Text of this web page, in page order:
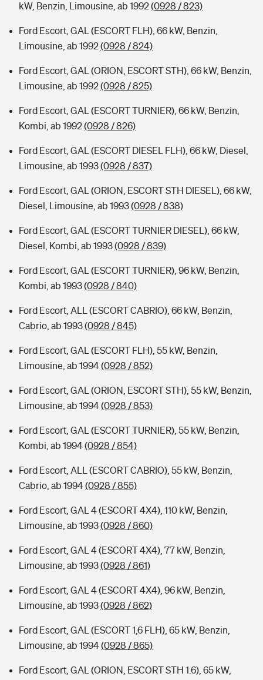
kW, Benzin, Limousine, ab 1992(0928 / 823)
Ford Escort, GAL (ESCORT FLH), 66 kW, Benzin,
Limousine, ab 1992(0928 / 824)
Ford Escort, GAL (ORION, ESCORT STH), 66 kW, Benzin,
Limousine, ab 1992(0928 / 825)
Ford Escort, GAL (ESCORT TURNIER), 66 kW, Benzin,
Kombi, ab 1992(0928 / 826)
Ford Escort, GAL (ESCORT DIESEL FLH), 66 kW, Diesel,
Limousine, ab 1993(0928 / 837)
Ford Escort, GAL (ORION, ESCORT STH DIESEL), 66 kW,
Diesel, Limousine, ab 1993(0928 / 838)
Ford Escort, GAL (ESCORT TURNIER DIESEL), 66 kW,
Diesel, Kombi, ab 1993(0928 / 839)
Ford Escort, GAL (ESCORT TURNIER), 96 kW, Benzin,
Kombi, ab 1993(0928 / 840)
Ford Escort, ALL (ESCORT CABRIO), 66 kW, Benzin,
Cabrio, ab 1993(0928 / 845)
Ford Escort, GAL (ESCORT FLH), 55 kW, Benzin,
Limousine, ab 1994(0928 / 852)
Ford Escort, GAL (ORION, ESCORT STH), 55 kW, Benzin,
Limousine, ab 1994(0928 / 853)
Ford Escort, GAL (ESCORT TURNIER), 55 kW, Benzin,
Kombi, ab 1994(0928 / 854)
Ford Escort, ALL (ESCORT CABRIO), 55 kW, Benzin,
Cabrio, ab 1994(0928 / 855)
Ford Escort, GAL 4 (ESCORT 4X4), 110 kW, Benzin,
Limousine, ab 1993(0928 / 860)
Ford Escort, GAL 4 (ESCORT 4X4), 77 kW, Benzin,
Limousine, ab 1993(0928 / 861)
Ford Escort, GAL 4 (ESCORT 4X4), 96 kW, Benzin,
Limousine, ab 1993(0928 / 862)
Ford Escort, GAL (ESCORT 1,6 FLH), 65 kW, Benzin,
Limousine, ab 1994(0928 / 865)
Ford Escort, GAL (ORION, ESCORT STH 1.6), 65 kW,